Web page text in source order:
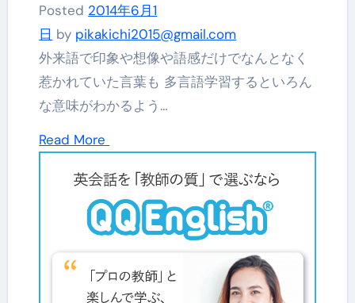
Posted 2014年6月1
日 by pikakichi2015@gmail.com
外来語で印象や想像や語感だけでなんとなく
惹かれていた言葉も 多言語学習するといろん
な意味がわかるよう…
Read More